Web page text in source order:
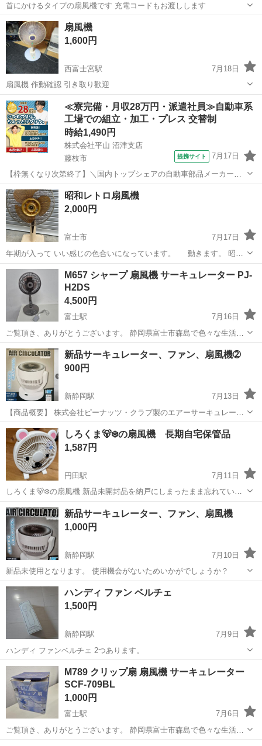
首にかけるタイプの扇風機です 充電コードもお渡しします
静岡 静岡市 季節、空調家電
扇風機
1,600円
西富士宮駅
7月18日
扇風機 作動確認 引き取り歡迎
静岡 富士宮市 西富士宮駅 季節、空調家電
≪寮完備・月収28万円・派遣社員≫自動車系
工場での組立・加工・プレス 交替制
時給1,490円
株式会社平山 沼津支店
藤枝市
提携サイト 7月17日
【枠無くなり次第終了】＼国内トップシェアの自動車部品メーカーで
の勤務！／暮らしやすさ抜群の藤枝市での勤務です！初めてさんも安
心のカンタン作業！交替勤務で効率よく稼げる♪ 【未経験歓迎】軽い
ドアミラーの組立スタッフ｜新設のキ...
静岡 藤枝市 その他
昭和レトロ扇風機
2,000円
富士市
7月17日
年期が入って いい感じの色合いになっています。 動きます。 昭和
の家電がお好きな方 いかがでしょうか？ よろしくお願いいたします。
静岡 富士市 季節、空調家電 レトロ
M657 シャープ 扇風機 サーキュレーター PJ-
H2DS
4,500円
富士駅
7月16日
ご覧頂き、ありがとうございます。 静岡県富士市森島で色々な生活家
電を販売しております。 まとめてご購入して頂ければ、お値引きさせ
ていただきます！ 商品説明 動作確認済み SHARP製のプラズマクラス
ター扇風機、タイマ...
静岡 富士市 富士駅 季節、空調家電 サーキュレーター
新品サーキュレーター、ファン、扇風機➁
900円
新静岡駅
7月13日
【商品概要】 株式会社ピーナッツ・クラブ製のエアーサーキュレータ
ーです。コンパクトながらパワフルな風で、お部屋の空気を効率よく
循環させます。デスクワークや寝室での使用に最適なUSB電源タイプ
です。 【主な特徴】 3段階の風...
静岡 静岡市 新静岡駅 季節、空調家電
サーキュレーター
しろくま🐻‍❄️の扇風機 長期自宅保管品
1,587円
円田駅
7月11日
しろくま🐻‍❄️の扇風機 新品未開封品を納戸にしまったまま忘れていま
した。 確認の為に開封しました。2012年式でした。 長期自宅保管品
ですので、新品ですがノークレーム、ノーリターンでお願い致しま
す。
静岡 周智郡 円田駅 季節、空調家電
新品サーキュレーター、ファン、扇風機
1,000円
新静岡駅
7月10日
新品未使用となります。 使用機会がないためいかがでしょうか？
静岡 静岡市 新静岡駅
ハンディ ファン ベルチェ
1,500円
新静岡駅
7月9日
ハンディ ファンベルチェ 2つあります。
静岡 静岡市 新静岡駅 季節、空調家電
M789 クリップ扇 扇風機 サーキュレーター
SCF-709BL
1,000円
富士駅
7月6日
ご覧頂き、ありがとうございます。 静岡県富士市森島で色々な生活家
電を販売しております。 まとめてご購入して頂ければ、お値引きさせ